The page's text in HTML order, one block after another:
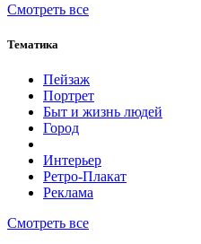
Смотреть все
Тематика
Пейзаж
Портрет
Быт и жизнь людей
Город
Интерьер
Ретро-Плакат
Реклама
Смотреть все